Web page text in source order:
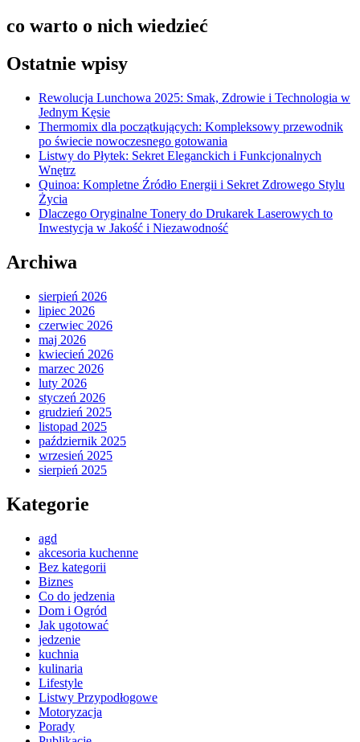
co warto o nich wiedzieć
Ostatnie wpisy
Rewolucja Lunchowa 2025: Smak, Zdrowie i Technologia w
Jednym Kęsie
Thermomix dla początkujących: Kompleksowy przewodnik
po świecie nowoczesnego gotowania
Listwy do Płytek: Sekret Eleganckich i Funkcjonalnych
Wnętrz
Quinoa: Kompletne Źródło Energii i Sekret Zdrowego Stylu
Życia
Dlaczego Oryginalne Tonery do Drukarek Laserowych to
Inwestycja w Jakość i Niezawodność
Archiwa
sierpień 2026
lipiec 2026
czerwiec 2026
maj 2026
kwiecień 2026
marzec 2026
luty 2026
styczeń 2026
grudzień 2025
listopad 2025
październik 2025
wrzesień 2025
sierpień 2025
Kategorie
agd
akcesoria kuchenne
Bez kategorii
Biznes
Co do jedzenia
Dom i Ogród
Jak ugotować
jedzenie
kuchnia
kulinaria
Lifestyle
Listwy Przypodłogowe
Motoryzacja
Porady